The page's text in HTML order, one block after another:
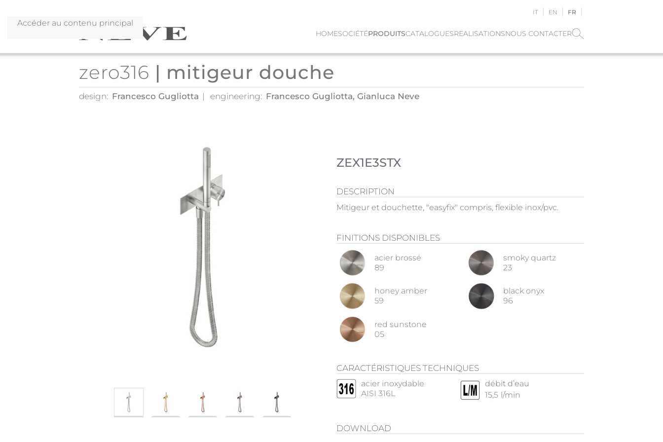
Accéder au contenu principal
IT EN FR
HOMESOCIÉTÉPRODUITSCATALOGUESREALISATIONSNOUS CONTACTER
zero316 | mitigeur douche
design: Francesco Gugliotta engineering: Francesco Gugliotta, Gianluca Neve
ZEX1E3STX
DESCRIPTION
Mitigeur et douchette, "easyfix" compris, flexible inox/pvc.
FINITIONS DISPONIBLES
acier brossé
89
smoky quartz
23
honey amber
59
black onyx
96
red sunstone
05
CARACTÉRISTIQUES TECHNIQUES
acier inoxydable
AISI 316L
débit d’eau
15,5 l/min
DOWNLOAD